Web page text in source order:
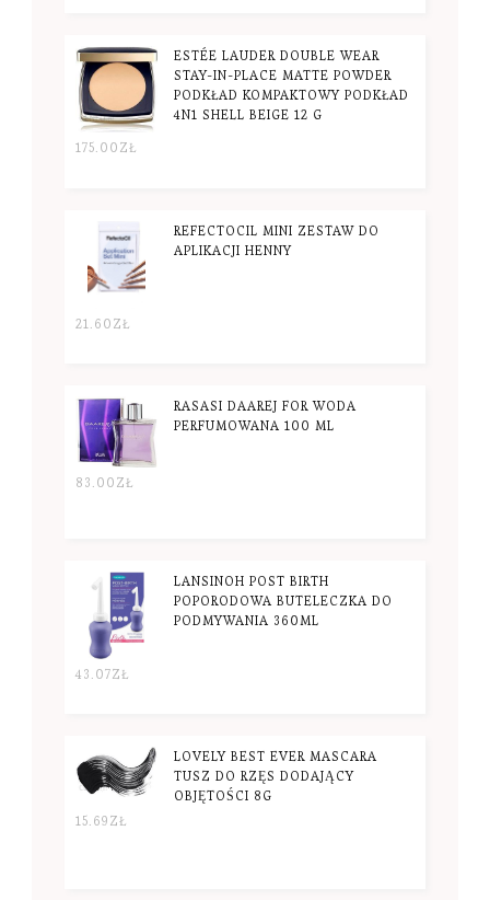
ESTÉE LAUDER DOUBLE WEAR
STAY-IN-PLACE MATTE POWDER
PODKŁAD KOMPAKTOWY PODKŁAD
4N1 SHELL BEIGE 12 G
175.00 ZŁ
REFECTOCIL MINI ZESTAW DO
APLIKACJI HENNY
21.60 ZŁ
RASASI DAAREJ FOR WODA
PERFUMOWANA 100 ML
83.00 ZŁ
LANSINOH POST BIRTH
POPORODOWA BUTELECZKA DO
PODMYWANIA 360ML
43.07ZŁ
LOVELY BEST EVER MASCARA
TUSZ DO RZĘS DODAJĄCY
OBJĘTOŚCI 8G
15.69 ZŁ